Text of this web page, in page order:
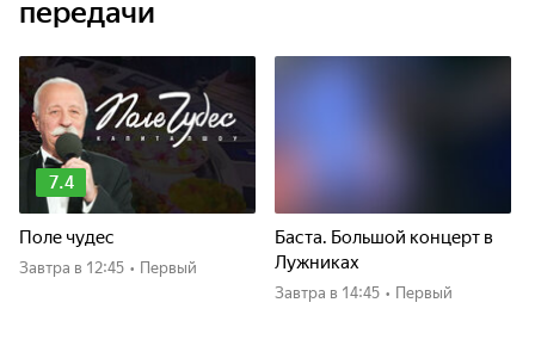
передачи
7.4
Поле чудес
Завтра в 12:45 • Первый
Баста. Большой концерт в
Лужниках
Завтра в 14:45 • Первый